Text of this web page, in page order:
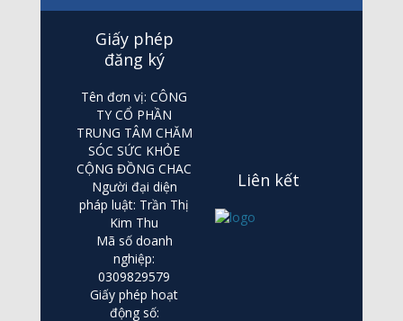
Giấy phép
đăng ký
Tên đơn vị: CÔNG
TY CỔ PHẦN
TRUNG TÂM CHĂM
SÓC SỨC KHỎE
CỘNG ĐỒNG CHAC
Người đại diện
pháp luật: Trần Thị
Kim Thu
Mã số doanh
nghiệp:
0309829579
Giấy phép hoạt
động số:
Liên kết